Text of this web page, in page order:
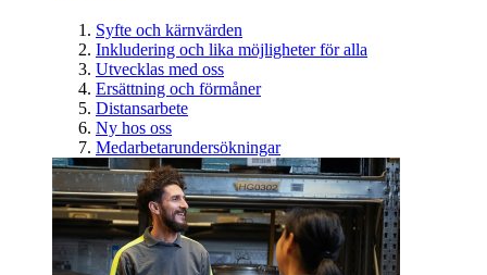
Syfte och kärnvärden
Inkludering och lika möjligheter för alla
Utvecklas med oss
Ersättning och förmåner
Distansarbete
Ny hos oss
Medarbetarundersökningar